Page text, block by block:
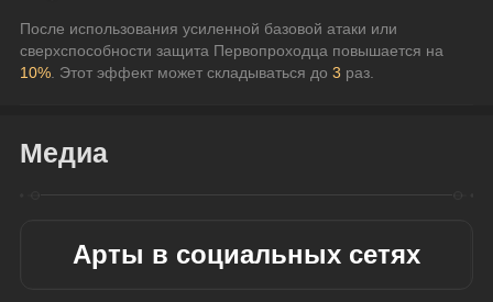
После использования усиленной базовой атаки или
сверхспособности защита Первопроходца повышается на
10%. Этот эффект может складываться до 3 раз.
Медиа
Арты в социальных сетях